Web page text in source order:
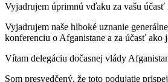
Vyjadrujem úprimnú vďaku za vašu
Vyjadrujem naše hlboké uznanie
konferenciu o Afganistane a za účasť ako
Vítam delegáciu dočasnej vlády
Som presvedčený, že toto podujatie